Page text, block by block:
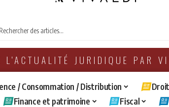
L'ACTUALITÉ JURIDIQUE PAR
/ Consommation / Distribution
Finance et patrimoine Fiscal